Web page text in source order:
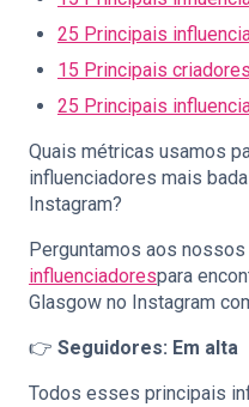
25 Principais
15 Principais
25 Principais
Quais métricas usamos
influenciadores mais
Instagram?
Perguntamos aos nossos
influenciadorespara
Glasgow no Instagram
👉 Seguidores: Em alta
Todos esses principais